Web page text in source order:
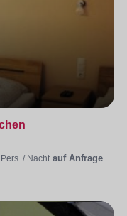
/ Nacht auf Anfrage